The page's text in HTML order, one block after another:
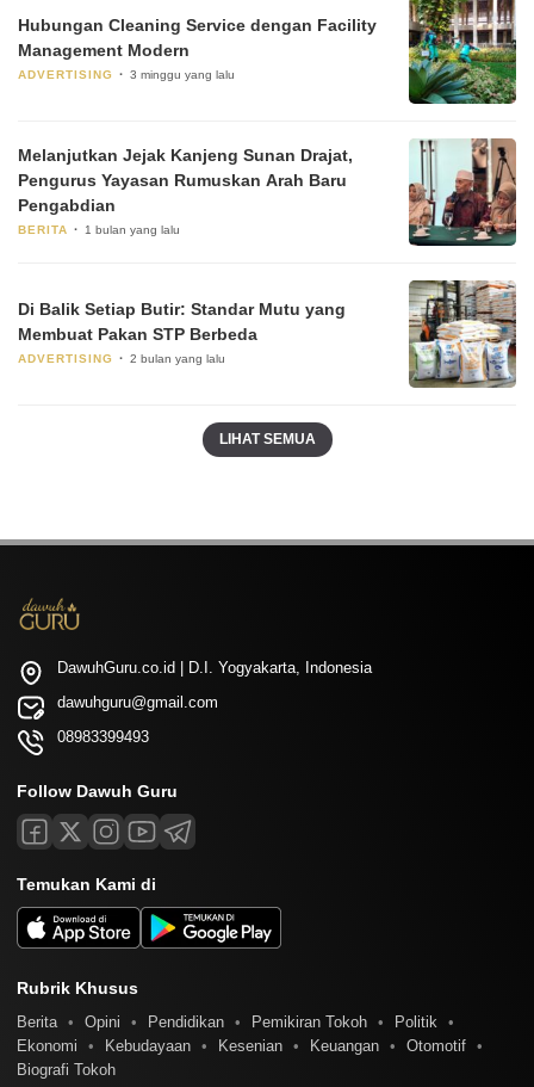
Hubungan Cleaning Service dengan Facility
Management Modern
ADVERTISING 3 minggu yang lalu
Melanjutkan Jejak Kanjeng Sunan Drajat,
Pengurus Yayasan Rumuskan Arah Baru
Pengabdian
BERITA 1 bulan yang lalu
Di Balik Setiap Butir: Standar Mutu yang
Membuat Pakan STP Berbeda
ADVERTISING 2 bulan yang lalu
LIHAT SEMUA
DawuhGuru.co.id | D.I. Yogyakarta, Indonesia
dawuhguru@gmail.com
08983399493
Follow Dawuh Guru
Temukan Kami di
Rubrik Khusus
Berita Opini Pendidikan Pemikiran Tokoh
Politik
Ekonomi
Kebudayaan Kesenian Keuangan
Otomotif
Biografi Tokoh